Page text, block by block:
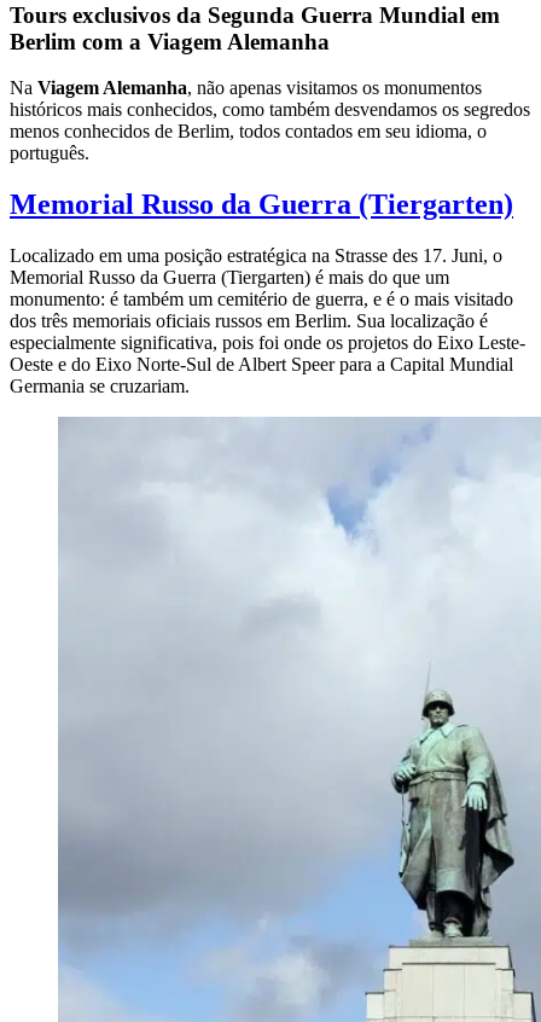
Tours exclusivos da Segunda Guerra Mundial em
Berlim com a Viagem Alemanha
Na Viagem Alemanha, não apenas visitamos os monumentos
históricos mais conhecidos, como também desvendamos os segredos
menos conhecidos de Berlim, todos contados em seu idioma, o
português.
Memorial Russo da Guerra (Tiergarten)
Localizado em uma posição estratégica na Strasse des 17. Juni, o
Memorial Russo da Guerra (Tiergarten) é mais do que um
monumento: é também um cemitério de guerra, e é o mais visitado
dos três memoriais oficiais russos em Berlim. Sua localização é
especialmente significativa, pois foi onde os projetos do Eixo Leste-
Oeste e do Eixo Norte-Sul de Albert Speer para a Capital Mundial
Germania se cruzariam.